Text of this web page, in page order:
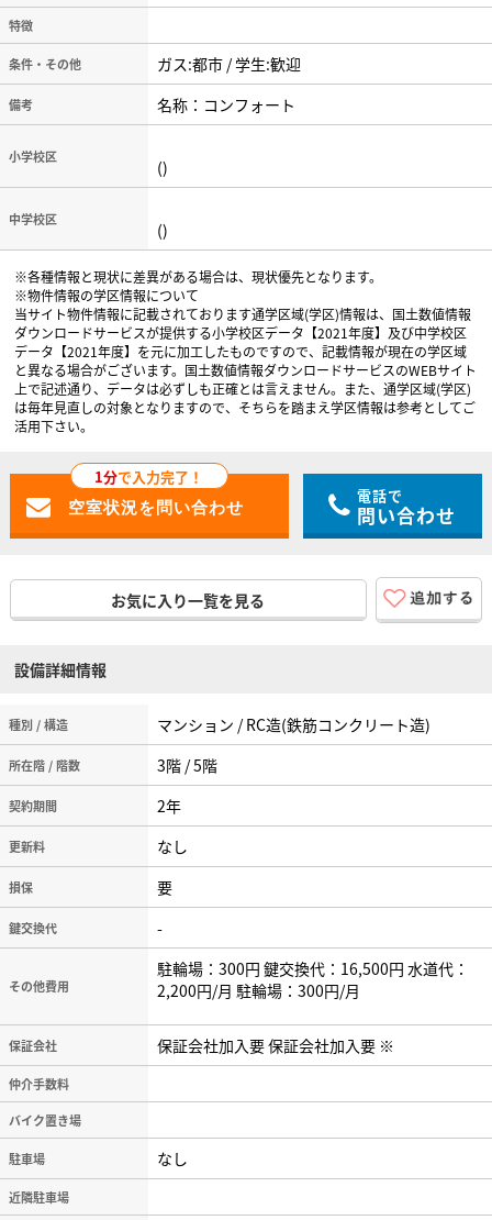
特徴
条件・その他 ガス:都市 / 学生:歓迎
備考 名称：コンフォート
小学校区 ()
中学校区 ()
※各種情報と現状に差異がある場合は、現状優先となります。
※物件情報の学区情報について
当サイト物件情報に記載されております通学区域(学区)情報は、国土数値情報
ダウンロードサービスが提供する小学校区データ【2021年度】及び中学校区
データ【2021年度】を元に加工したものですので、記載情報が現在の学区域
と異なる場合がございます。国土数値情報ダウンロードサービスのWEBサイト
上で記述通り、データは必ずしも正確とは言えません。また、通学区域(学区)
は毎年見直しの対象となりますので、そちらを踏まえ学区情報は参考としてご
活用下さい。
1分で入力完了！
電話で
問い合わせ
お気に入り一覧を見る
設備詳細情報
種別 / 構造 マンション / RC造(鉄筋コンクリート造)
所在階 / 階数 3階 / 5階
契約期間 2年
更新料 なし
損保 要
鍵交換代 -
その他費用
駐輪場：300円 鍵交換代：16,500円 水道代：
2,200円/月 駐輪場：300円/月
保証会社 保証会社加入要 保証会社加入要 ※
仲介手数料
バイク置き場
駐車場 なし
近隣駐車場